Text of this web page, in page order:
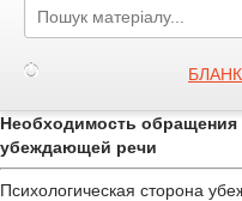
Необходимость обращения
убеждающей речи
Психологическая сторона